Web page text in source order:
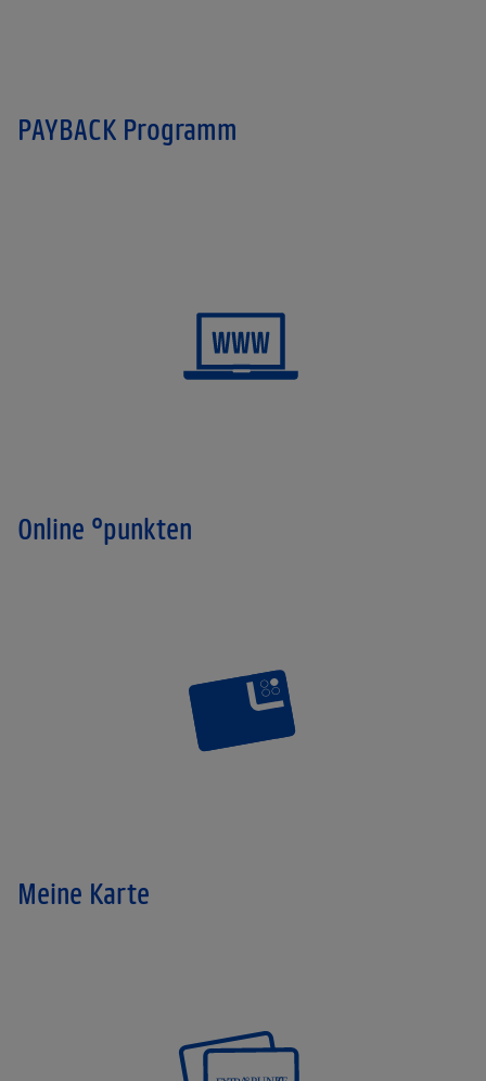
PAYBACK Programm
Online °punkten
Meine Karte